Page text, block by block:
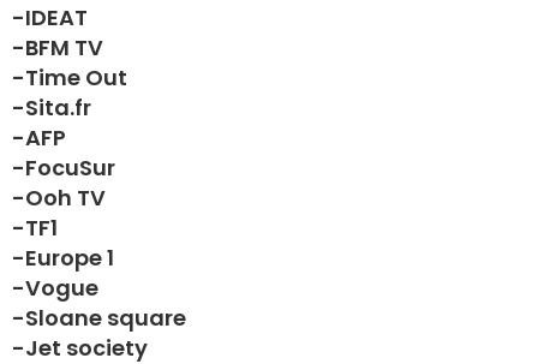
-IDEAT
-BFM TV
-Time Out
-Sita.fr
-AFP
-FocuSur
-Ooh TV
-TF1
-Europe 1
-Vogue
-Sloane square
-Jet society